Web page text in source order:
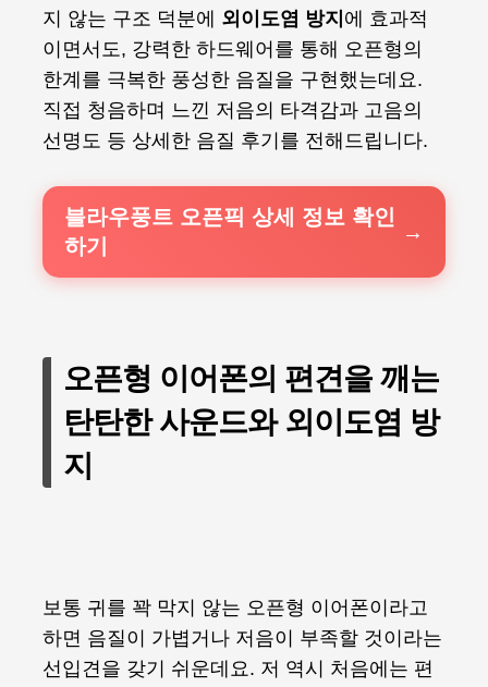
지 않는 구조 덕분에 외이도염 방지 에 효과적
이면서도, 강력한 하드웨어를 통해 오픈형의
한계를 극복한 풍성한 음질을 구현했는데요.
직접 청음하며 느낀 저음의 타격감과 고음의
선명도 등 상세한 음질 후기를 전해드립니다.
블라우풍트 오픈픽 상세 정보 확인
하기
오픈형 이어폰의 편견을 깨는
탄탄한 사운드와 외이도염 방
지
보통 귀를 꽉 막지 않는 오픈형 이어폰이라고
하면 음질이 가볍거나 저음이 부족할 것이라는
선입견을 갖기 쉬운데요. 저 역시 처음에는 편